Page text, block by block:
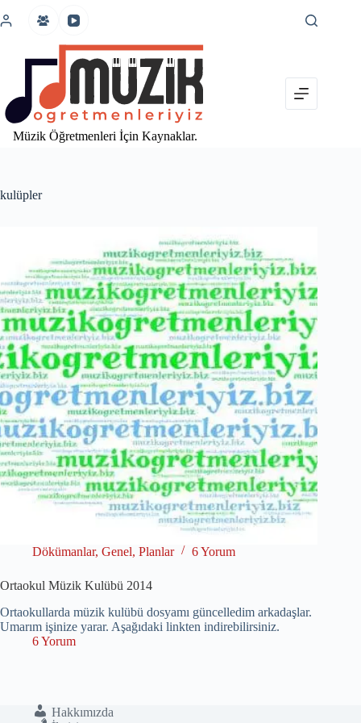
atla
Müzik Öğretmenleri İçin Kaynaklar.
kulüpler
Dökümanlar, Genel, Planlar 6 Yorum
Ortaokul Müzik Kulübü 2014
Ortaokullarda müzik kulübü dosyamı güncelledim arkadaşlar.
Umarım işinize yarar. Aşağıdaki linkten indirebilirsiniz.
6 Yorum
Hakkımızda